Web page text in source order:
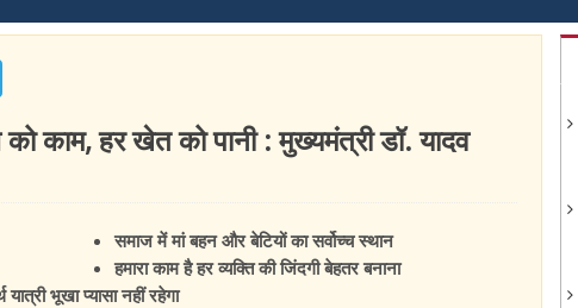
काम, हर खेत को पानी : मुख्यमंत्री डॉ. यादव
समाज में मां बहन और बेटियों का सर्वोच्च स्थान
हमारा काम है हर व्यक्ति की जिंदगी बेहतर बनाना
भूखा प्यासा नहीं रहेगा